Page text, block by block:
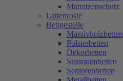
Matratzenschutz
Lattenroste
Bettgestelle
Massivholzbetten
Polsterbetten
Dekorbetten
Stauraumbetten
Seniorenbetten